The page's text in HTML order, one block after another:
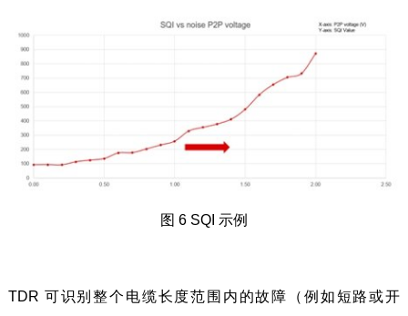
图 6 SQI 示例
TDR 可识别整个电缆长度范围内的故障（例如短路或开